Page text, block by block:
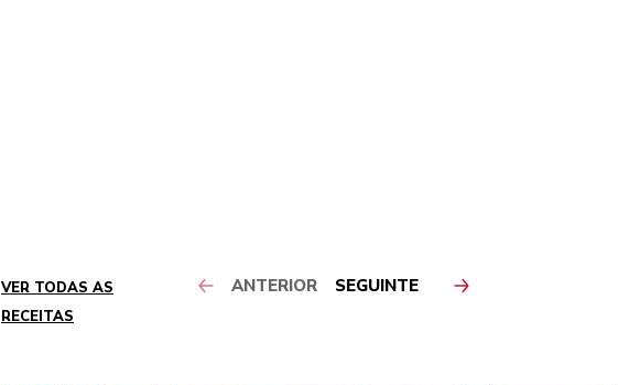
VER TODAS AS
RECEITAS
ANTERIOR SEGUINTE